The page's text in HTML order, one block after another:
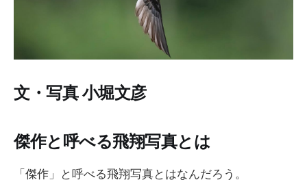
文・写真 小堀文彦
傑作と呼べる飛翔写真とは
「傑作」と呼べる飛翔写真とはなんだろう。